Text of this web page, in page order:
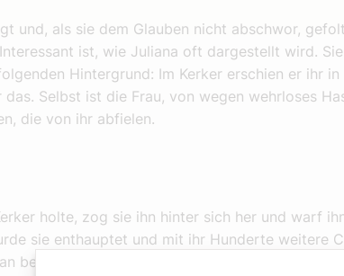
und, als sie dem Glauben nicht abschwor,
ist, wie Juliana oft dargestellt wird.
Hintergrund: Im Kerker erschien er ihr
Selbst ist die Frau, von wegen wehrloses
die von ihr abfielen.
holte, zog sie ihn hinter sich her und warf
sie enthauptet und mit ihr Hunderte weitere
bekehrt hatten. Der Richter ertrank später auf